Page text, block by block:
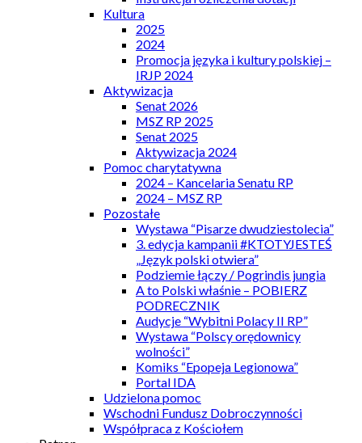
Kultura
2025
2024
Promocja języka i kultury polskiej –
IRJP 2024
Aktywizacja
Senat 2026
MSZ RP 2025
Senat 2025
Aktywizacja 2024
Pomoc charytatywna
2024 – Kancelaria Senatu RP
2024 – MSZ RP
Pozostałe
Wystawa “Pisarze dwudziestolecia”
3. edycja kampanii #KTOTYJESTEŚ
„Język polski otwiera”
Podziemie łączy / Pogrindis jungia
A to Polski właśnie – POBIERZ
PODRECZNIK
Audycje “Wybitni Polacy II RP”
Wystawa “Polscy orędownicy
wolności”
Komiks “Epopeja Legionowa”
Portal IDA
Udzielona pomoc
Wschodni Fundusz Dobroczynności
Współpraca z Kościołem